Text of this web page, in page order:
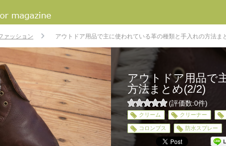
ァッション アウトドア用品で主に使われている革の種類と手入れの方法ま
アウトドア用品で
方法まとめ(2/2)
0
5
(評価数:0件)
クリーム クリーナー
コロンブス 防水スプレー